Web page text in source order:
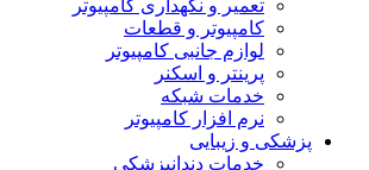
تعمیر و نگهداری کامپیوتر
کامپیوتر و قطعات
لوازم جانبی کامپیوتر
پرینتر و اسکنر
خدمات شبکه
نرم افزار کامپیوتر
پزشکی و زیبایی
خدمات دندانپزشکی